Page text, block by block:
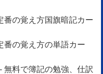
番の覚え方国旗暗記カー
番の覚え方の単語カー
- 無料で簿記の勉強、仕訳